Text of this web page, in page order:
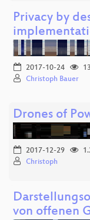
Privacy by
2017-10-24
Christoph Bauer
Drones of
2017-12-29
Christoph
von offenen